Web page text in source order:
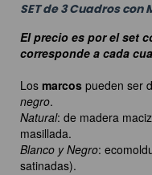
SET de 3 Cuadros
El precio es por el set
corresponde a cada
Los marcos pueden ser
negro.
Natural: de madera
masillada.
Blanco y Negro:
satinadas).